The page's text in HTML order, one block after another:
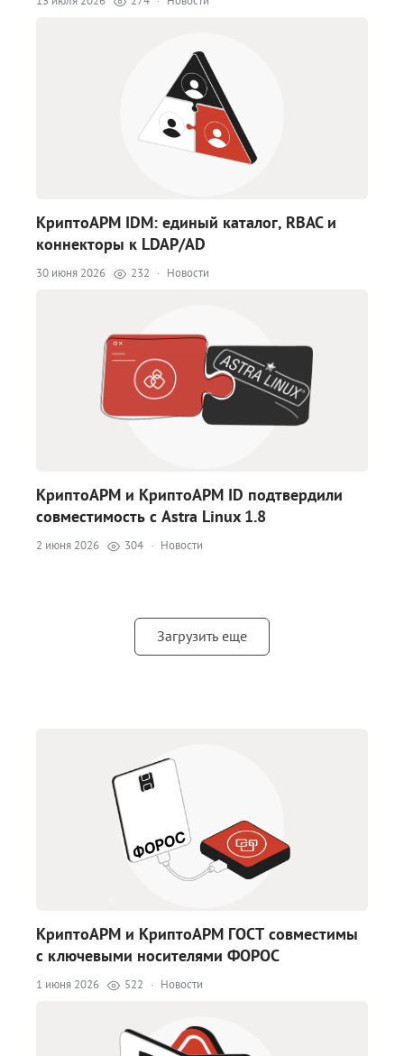
КриптоАРМ IDM: единый каталог, RBAC и
коннекторы к LDAP/AD
30 июня 2026 232 · Новости
КриптоАРМ и КриптоАРМ ID подтвердили
совместимость с Astra Linux 1.8
2 июня 2026 304 · Новости
Загрузить еще
КриптоАРМ и КриптоАРМ ГОСТ совместимы
с ключевыми носителями ФОРОС
1 июня 2026 522 · Новости